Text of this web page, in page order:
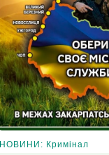
НОВИНИ: Кримінал